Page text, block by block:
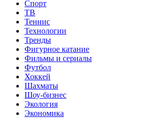
Спорт
ТВ
Теннис
Технологии
Тренды
Фигурное катание
Фильмы и сериалы
Футбол
Хоккей
Шахматы
Шоу-бизнес
Экология
Экономика